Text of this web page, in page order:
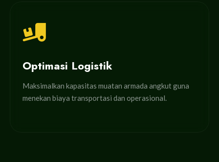
Optimasi Logistik
Maksimalkan kapasitas muatan armada angkut guna
menekan biaya transportasi dan operasional.